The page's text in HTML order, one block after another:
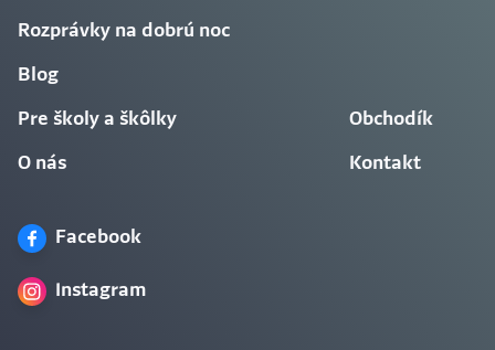
Rozprávky na dobrú noc
Blog
Pre školy a škôlky
O nás
Obchodík
Kontakt
Facebook
Instagram